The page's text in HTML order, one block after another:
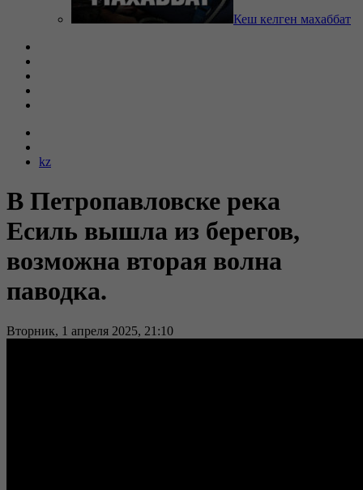
Кеш келген махаббат
kz
В Петропавловске река
Есиль вышла из берегов,
возможна вторая волна
паводка.
Вторник, 1 апреля 2025, 21:10